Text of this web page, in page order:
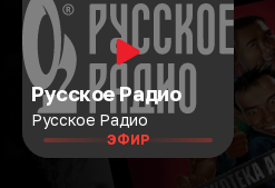
Русское Радио
Русское Радио
ЭФИР